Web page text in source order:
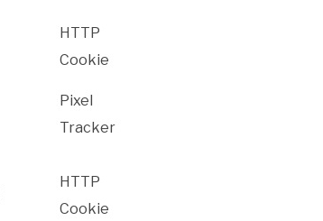
HTTP
Cookie
Pixel
Tracker
HTTP
Cookie